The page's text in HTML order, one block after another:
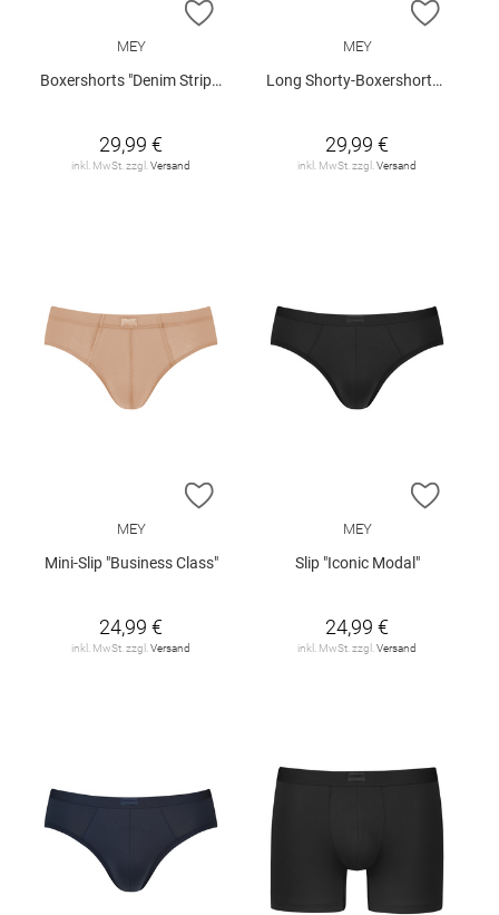
ZUR WUNSCHLISTE HINZUFÜGEN
MEY
Boxershorts "Denim Stripes"
29,99 €
inkl. MwSt. zzgl.Versand
ZUR
MEY
Long Shorty-Boxershorts "Business Class"
29,99 €
inkl. MwSt. zzgl.Versand
ZUR WUNSCHLISTE HINZUFÜGEN
MEY
Mini-Slip "Business Class"
24,99 €
inkl. MwSt. zzgl. Versand
ZUR
MEY
Slip "Iconic Modal"
24,99 €
inkl. MwSt. zzgl. Versand